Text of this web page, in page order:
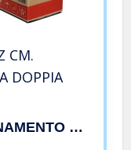
CM.
DOPPIA
COMMERCIALE COORDINAMENTO TRASLOCATORI